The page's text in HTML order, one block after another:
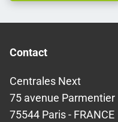
Contact
Centrales Next
75 avenue Parmentier
75544 Paris - FRANCE